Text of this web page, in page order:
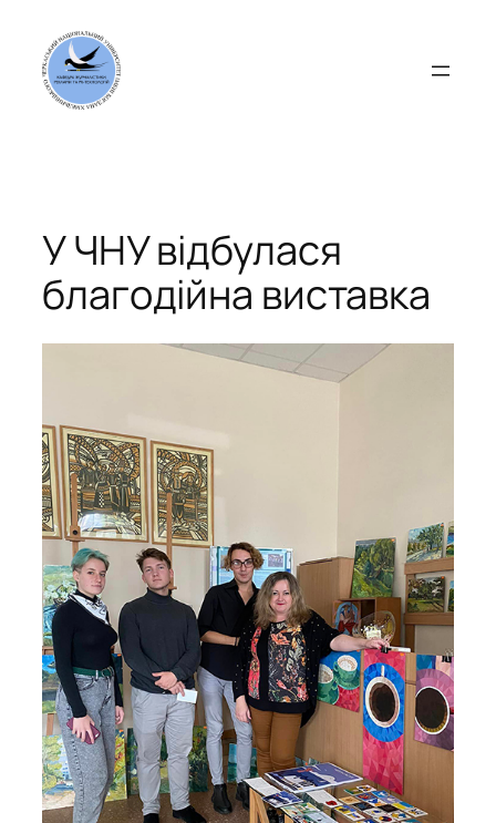
вмісту
У ЧНУ відбулася
благодійна виставка